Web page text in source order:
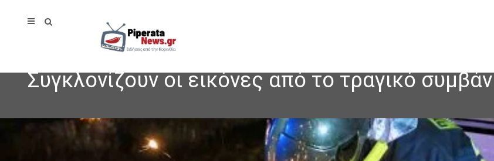
Συγκλονίζουν οι εικόνες από το τραγικό